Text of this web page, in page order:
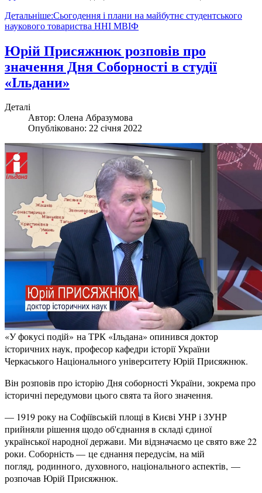
Детальніше:Сьогодення і плани на майбутнє студентського
наукового товариства ННІ МВІФ
Юрій Присяжнюк розповів про
значення Дня Соборності в студії
«Ільдани»
Деталі
Автор: Олена Абразумова
Опубліковано: 22 січня 2022
«У фокусі подій» на ТРК «Ільдана» опинився доктор
історичних наук, професор кафедри історії України
Черкаського Національного університету Юрій Присяжнюк.
Він розповів про історію Дня соборності України, зокрема про
історичні передумови цього свята та його значення.
— 1919 року на Софіївській площі в Києві УНР і ЗУНР
прийняли рішення щодо об'єднання в складі єдиної
української народної держави. Ми відзначаємо це свято вже 22
роки. Соборність — це єднання передусім, на мій
погляд, родинного, духовного, національного аспектів, —
розпочав Юрій Присяжнюк.